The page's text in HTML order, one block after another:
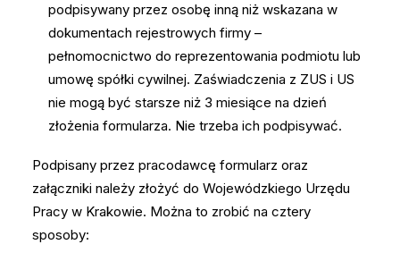
podpisywany przez osobę inną niż wskazana w
dokumentach rejestrowych firmy –
pełnomocnictwo do reprezentowania podmiotu lub
umowę spółki cywilnej. Zaświadczenia z ZUS i US
nie mogą być starsze niż 3 miesiące na dzień
złożenia formularza. Nie trzeba ich podpisywać.
Podpisany przez pracodawcę formularz oraz
załączniki należy złożyć do Wojewódzkiego Urzędu
Pracy w Krakowie. Można to zrobić na cztery
sposoby: